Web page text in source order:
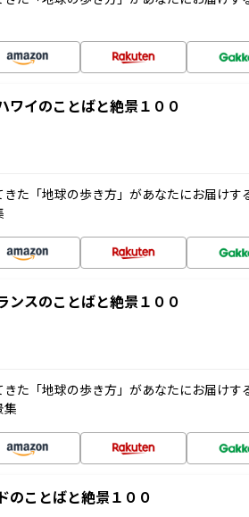
ワイのことばと絶景１００
た「地球の歩き方」があなたにお届けす
ンスのことばと絶景１００
た「地球の歩き方」があなたにお届けす
集
のことばと絶景１００